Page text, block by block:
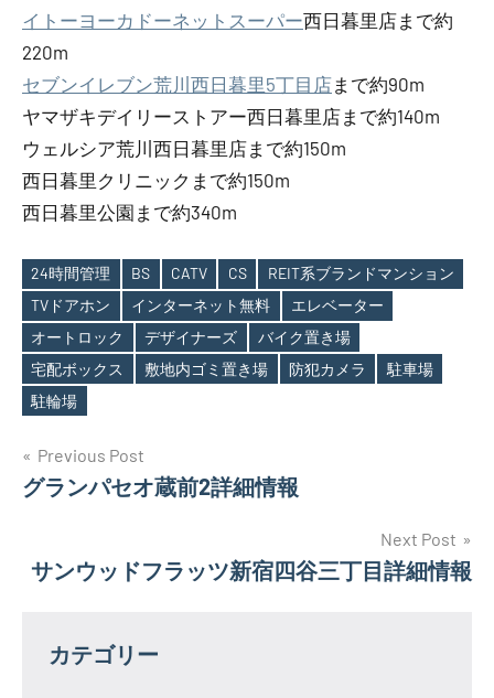
イトーヨーカドーネットスーパー西日暮里店まで約
220m
セブンイレブン荒川西日暮里5丁目店まで約90m
ヤマザキデイリーストアー西日暮里店まで約140m
ウェルシア荒川西日暮里店まで約150m
西日暮里クリニックまで約150m
西日暮里公園まで約340m
Tags
24時間管理 BS CATV CS
REIT系ブランドマンション
TVドアホン
インターネット無料
エレベーター
オートロック
デザイナーズ
バイク置き場
宅配ボックス
敷地内ゴミ置き場 防犯カメラ
駐車場
駐輪場
投
稿
ビ
ー
Previous Post
グランパセオ蔵前2詳細情報
Next Post
サンウッドフラッツ新宿四谷三丁目詳細情報
カテゴリー